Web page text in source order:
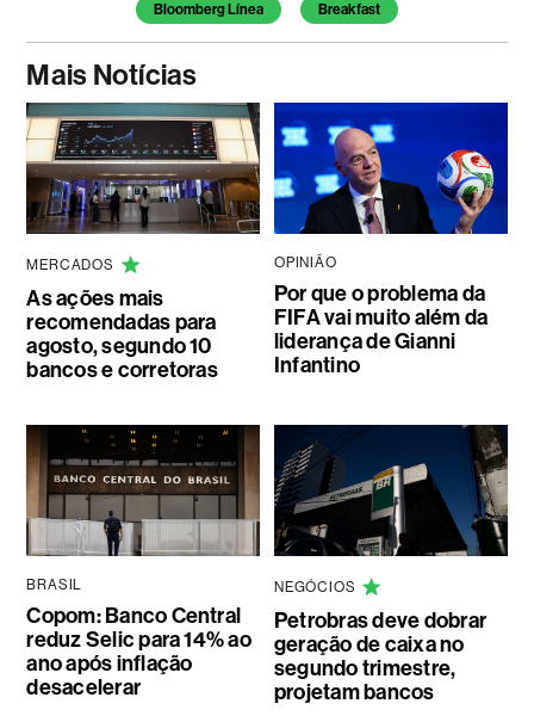
Bloomberg Línea Breakfast
Mais Notícias
MERCADOS
As ações mais
recomendadas para
agosto, segundo 10
bancos e corretoras
OPINIÃO
Por que o problema da
FIFA vai muito além da
liderança de Gianni
Infantino
BRASIL
Copom: Banco Central
reduz Selic para 14% ao
ano após inflação
desacelerar
NEGÓCIOS
Petrobras deve dobrar
geração de caixa no
segundo trimestre,
projetam bancos